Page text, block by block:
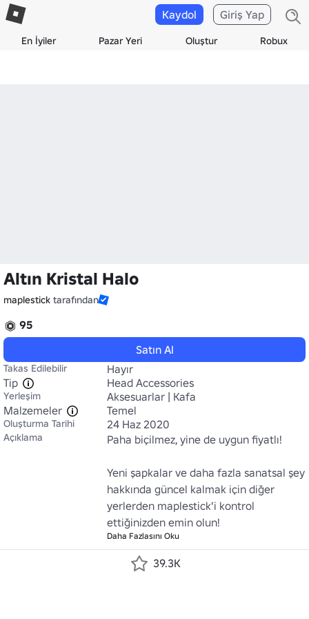
En İyiler Pazar Yeri Oluştur Robux
Kaydol Giriş Yap
Altın Kristal Halo
maplestick tarafından
95
Satın Al
Takas Edilebilir
Hayır
Tip
Head Accessories
Yerleşim
Aksesuarlar | Kafa
Malzemeler
Temel
Oluşturma Tarihi 24 Haz 2020
Açıklama Paha biçilmez, yine de uygun fiyatlı!
Yeni şapkalar ve daha fazla sanatsal şey
hakkında güncel kalmak için diğer
yerlerden maplestick'i kontrol
ettiğinizden emin olun!
Daha Fazlasını Oku
39.3K